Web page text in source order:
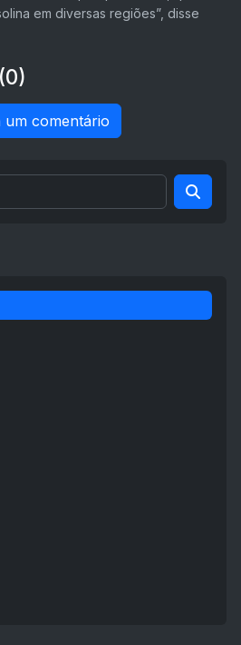
em diversas regiões”, disse
um comentário